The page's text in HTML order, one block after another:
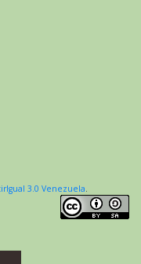
3.0 Venezuela.